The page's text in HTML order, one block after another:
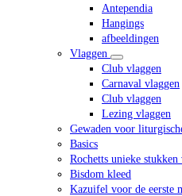
Antependia
Hangings
afbeeldingen
Vlaggen
Club vlaggen
Carnaval vlaggen
Club vlaggen
Lezing vlaggen
Gewaden voor
Basics
Rochetts unieke stukken
Bisdom kleed
Kazuifel voor de eerste